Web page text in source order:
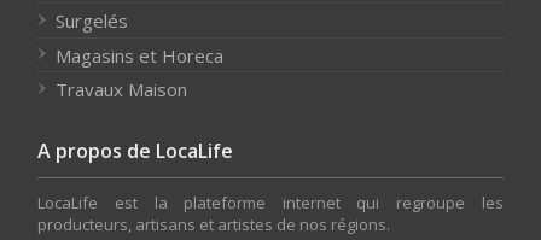
Surgelés
Magasins et Horeca
Travaux Maison
A propos de LocaLife
LocaLife est la plateforme internet qui regroupe les
producteurs, artisans et artistes de nos régions.